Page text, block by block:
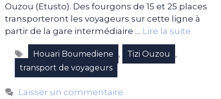
Ouzou (Etusto). Des fourgons de 15 et 25 places
transporteront les voyageurs sur cette ligne à
partir de la gare intermédiaire … Lire la suite
Étiquettes
Houari Boumediene , Tizi Ouzou ,
transport de voyageurs
Laisser un commentaire